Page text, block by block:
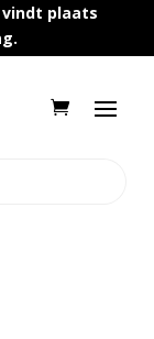
vindt plaats